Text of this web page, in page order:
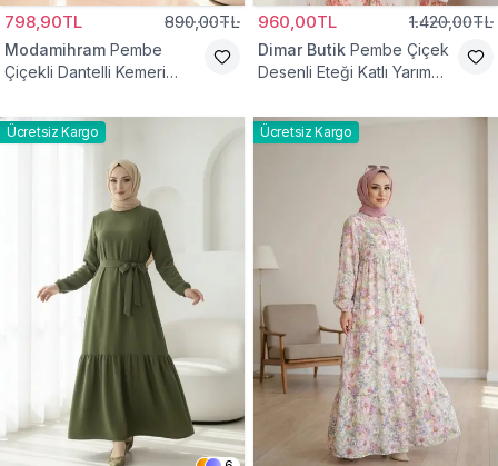
798,90TL 890,00TL
Modamihram Pembe
Çiçekli Dantelli Kemeri
960,00TL 1.420,00TL
Dimar Butik Pembe Çiçek
Desenli Eteği Katlı Yarım
Ücretsiz Kargo Ücretsiz Kargo